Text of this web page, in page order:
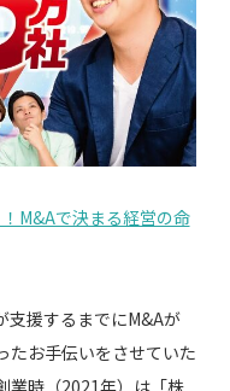
M&Aで決まる経営の命
支援するまでにM&Aが
たお手伝いをさせていた
業時（2021年）は「株